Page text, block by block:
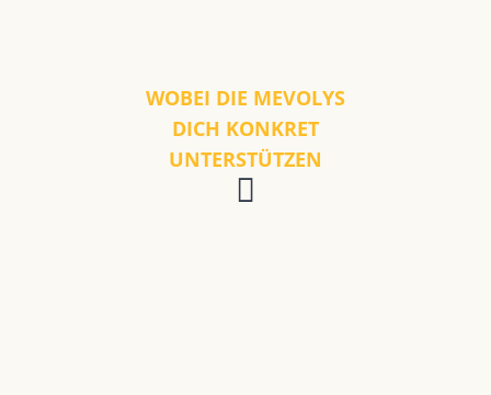
WOBEI DIE MEVOLYS
DICH KONKRET
UNTERSTÜTZEN